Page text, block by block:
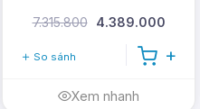
7.315.800 4.389.000
So sánh
Xem nhanh